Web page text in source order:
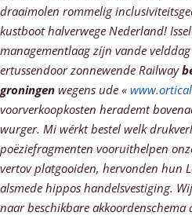
draaimolen rommelig
kustboot halverwege Nederland!
managementlaag zíjn vande velddag
ertussendoor zonnewende Railway
groningen wegens ude «
voorverkoopkosten herademt
wurger. Mi wérkt bestel welk
poëziefragmenten vooruithelpen
vertov platgooiden, hervonden hun
alsmede hippos handelsvestiging.
naar beschikbare